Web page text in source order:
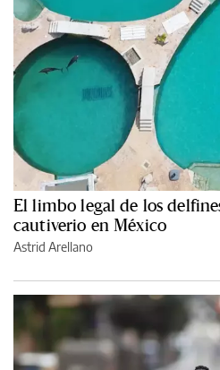
El limbo legal de los
cautiverio en México
Astrid Arellano